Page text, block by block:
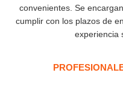
convenientes. Se
cumplir con los plazos de
experiencia